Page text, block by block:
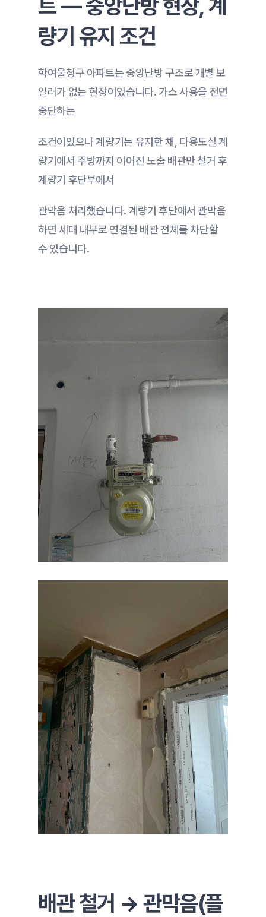
트 — 중앙난방 현장, 계
량기 유지 조건
학여울청구 아파트는 중앙난방 구조로 개별 보
일러가 없는 현장이었습니다. 가스 사용을 전면
중단하는
조건이었으나 계량기는 유지한 채, 다용도실 계
량기에서 주방까지 이어진 노출 배관만 철거 후
계량기 후단부에서
관막음 처리했습니다. 계량기 후단에서 관막음
하면 세대 내부로 연결된 배관 전체를 차단할
수 있습니다.
배관 철거 → 관막음(플